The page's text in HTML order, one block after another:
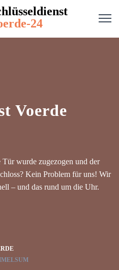
24
Voerde
Tür wurde zugezogen und der
Kein Problem für uns! Wir
– und das rund um die Uhr.